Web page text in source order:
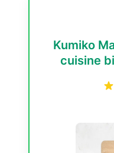
Kumiko
cuisine